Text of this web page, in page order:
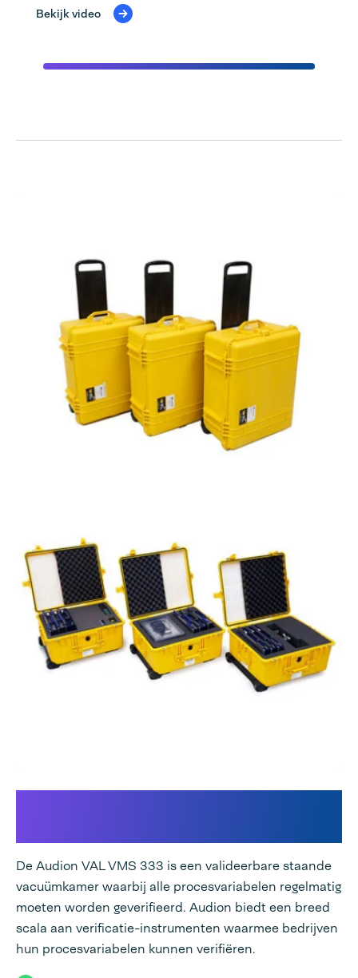
Bekijk video
De Audion VAL VMS 333 is een valideerbare staande
vacuümkamer waarbij alle procesvariabelen regelmatig
moeten worden geverifieerd. Audion biedt een breed
scala aan verificatie-instrumenten waarmee bedrijven
hun procesvariabelen kunnen verifiëren.